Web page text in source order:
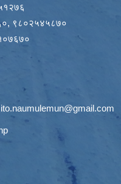
९८०२५४५८७०
ito.naumulemun@gmail.com